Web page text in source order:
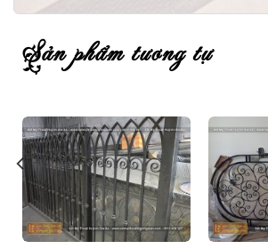
sản phẩm tương tự